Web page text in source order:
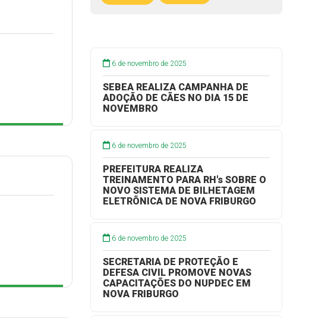
6 de novembro de 2025
SEBEA REALIZA CAMPANHA DE
ADOÇÃO DE CÃES NO DIA 15 DE
NOVEMBRO
6 de novembro de 2025
PREFEITURA REALIZA
TREINAMENTO PARA RH's SOBRE O
NOVO SISTEMA DE BILHETAGEM
ELETRÕNICA DE NOVA FRIBURGO
6 de novembro de 2025
SECRETARIA DE PROTEÇÃO E
DEFESA CIVIL PROMOVE NOVAS
CAPACITAÇÕES DO NUPDEC EM
NOVA FRIBURGO